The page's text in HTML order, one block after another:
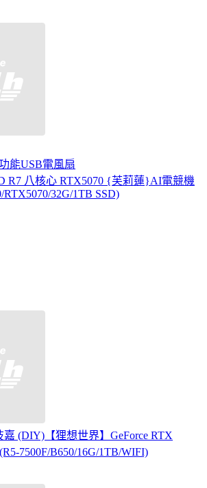
能USB電風扇
R7 八核心 RTX5070 {芙莉蓮}AI電競機
RTX5070/32G/1TB SSD)
(DIY)【狸想世界】GeForce RTX
7500F/B650/16G/1TB/WIFI)